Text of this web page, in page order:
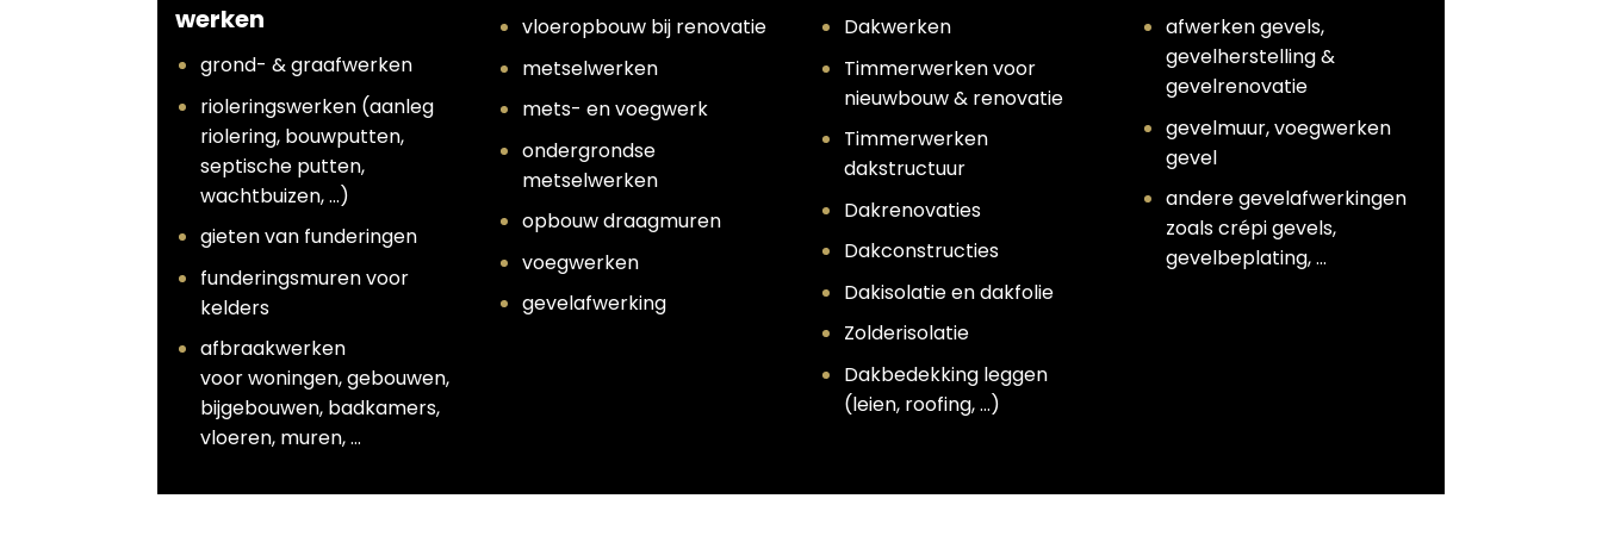
werken
grond- & graafwerken
rioleringswerken (aanleg
riolering, bouwputten,
septische putten,
wachtbuizen, …)
gieten van funderingen
funderingsmuren voor
kelders
afbraakwerken
voor woningen, gebouwen,
bijgebouwen, badkamers,
vloeren, muren, …
vloeropbouw bij renovatie
metselwerken
mets- en voegwerk
ondergrondse
metselwerken
opbouw draagmuren
voegwerken
gevelafwerking
Dakwerken
Timmerwerken voor
nieuwbouw & renovatie
Timmerwerken
dakstructuur
Dakrenovaties
Dakconstructies
Dakisolatie en dakfolie
Zolderisolatie
Dakbedekking leggen
(leien, roofing, …)
afwerken gevels,
gevelherstelling &
gevelrenovatie
gevelmuur, voegwerken
gevel
andere gevelafwerkingen
zoals crépi gevels,
gevelbeplating, …